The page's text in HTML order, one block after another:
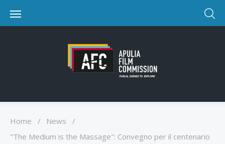
Home / News
/
"The Medium is the Massage": Convegno per il centenario